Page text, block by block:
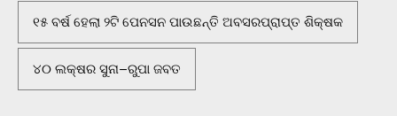
୧୫ ବର୍ଷ ହେଲା ୨ଟି ପେନସନ ପାଉଛନ୍ତି ଅବସରପ୍ରାପ୍ତ ଶିକ୍ଷକ
୪୦ ଲକ୍ଷର ସୁନା–ରୁପା ଜବତ